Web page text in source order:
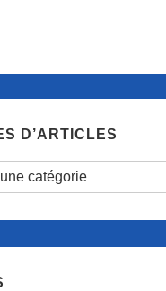
D’ARTICLES